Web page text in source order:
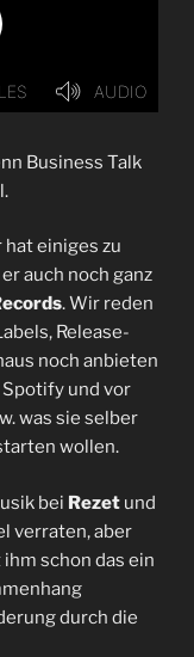
Business Talk
hat einiges zu
auch noch ganz
. Wir reden
Release-
noch anbieten
und vor
was sie selber
wollen.
bei Rezet und
verraten, aber
schon das ein
durch die